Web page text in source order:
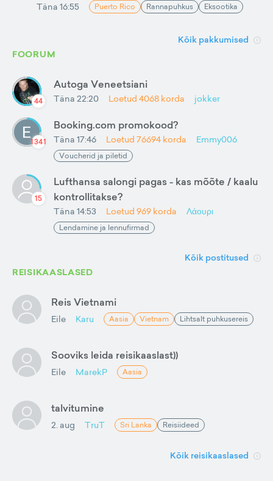
Täna 16:55 Puerto Rico Rannapuhkus Eksootika
Kõik pakkumised
FOORUM
44
Autoga Veneetsiani
Täna 22:20 Loetud 4068 korda jokker
1341
Booking.com promokood?
Täna 17:46 Loetud 76694 korda Emmy006
Voucherid ja piletid
15
Lufthansa salongi pagas - kas mõõte / kaalu
kontrollitakse?
Täna 14:53 Loetud 969 korda Λάουρι
Lendamine ja lennufirmad
Kõik postitused
REISIKAASLASED
Reis Vietnami
Eile Karu Aasia Vietnam Lihtsalt puhkusereis
Sooviks leida reisikaaslast))
Eile MarekP Aasia
talvitumine
2. aug TruT Sri Lanka Reisiideed
Kõik reisikaaslased